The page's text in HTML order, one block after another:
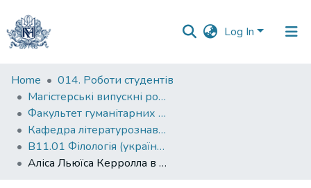
Log In
Communities
&
Collections
All of DSpace
Home
014. Роботи студентів
Магістерські випускні роботи
Факультет гуманітарних наук
Кафедра літературознавства
В11.01 Філологія (українська мова та література)
Аліса Льюїса Керролла в контексті концепції героя Джозефа Кемпбелла